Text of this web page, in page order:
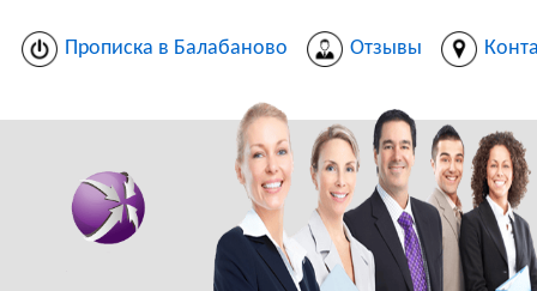
Прописка в Балабаново Отзывы